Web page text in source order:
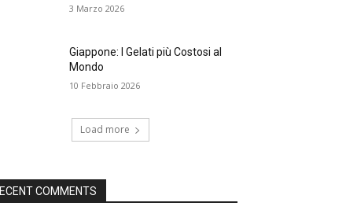
3 Marzo 2026
Giappone: I Gelati più Costosi al
Mondo
10 Febbraio 2026
Load more
COMMENTS